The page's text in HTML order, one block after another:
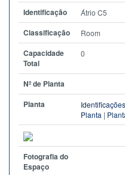
Identificação Átrio C5
Classificação Room
Capacidade
Total
0
Nº de Planta
Planta
Identificações
Planta |
Fotografia do
Espaço